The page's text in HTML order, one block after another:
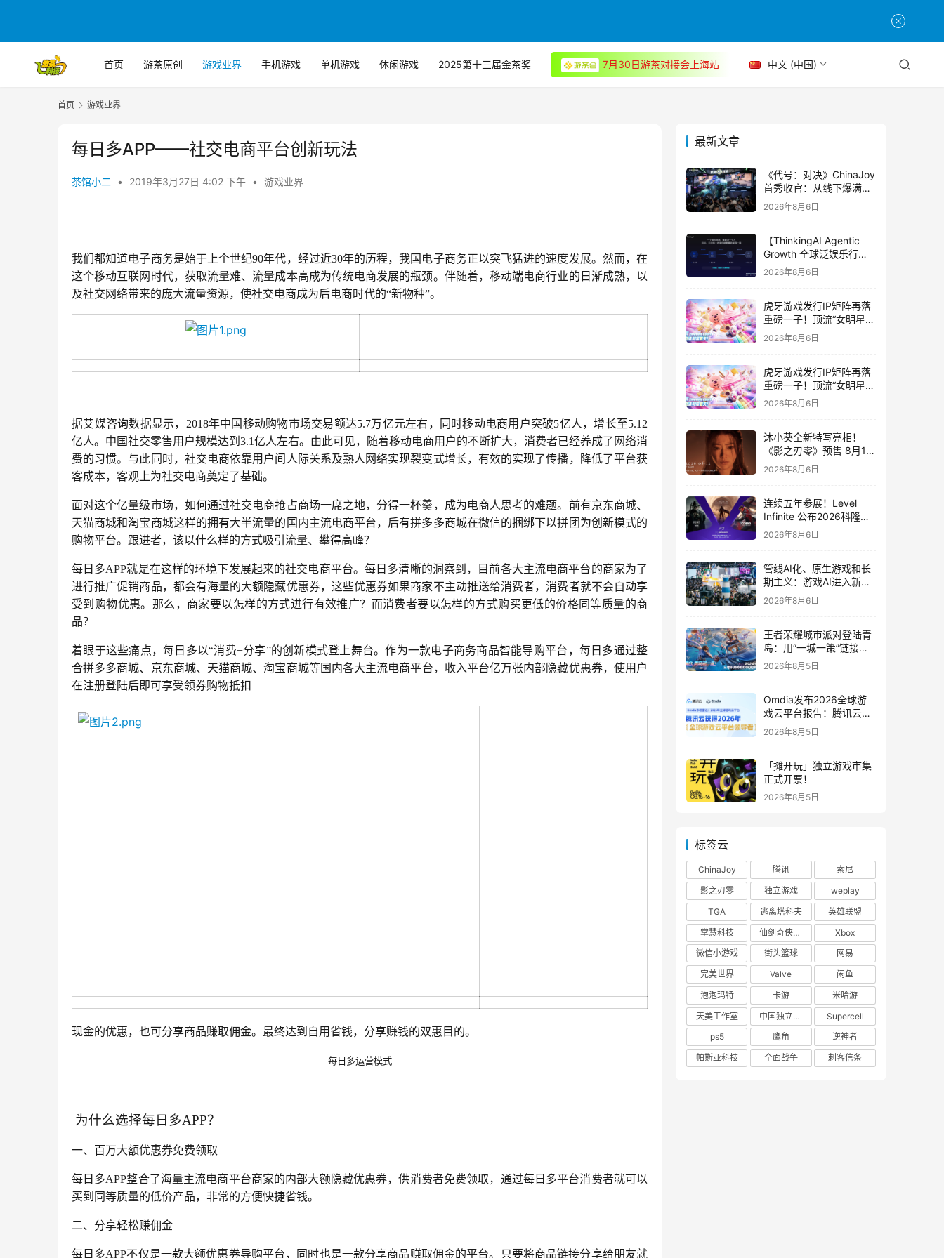
首页 游茶原创 游戏业界 手机游戏 单机游戏 休闲游戏 2025第十三届金茶奖 7月30日游茶对接会上海站 中文 (中国)
首页 游戏业界
每日多APP——社交电商平台创新玩法
茶馆小二 • 2019年3月27日 4:02 下午 • 游戏业界
我们都知道电子商务是始于上个世纪90年代，经过近30年的历程，我国电子商务正以突飞猛进的速度发展。 然而，在
这个移动互联网时代，获取流量难、流量成本高成为传统电商发展的瓶颈。 伴随着，移动端电商行业的日渐成熟，以
及社交网络带来的庞大流量资源，使社交电商成为后电商时代的“新物种”。
据艾媒咨询数据显示， 2018年中国移动购物市场交易额达5.7万亿元左右，同时移动电商用户突破5亿人，增长至5.12
亿人。中国社交零售用户规模达到 3.1亿人左右。 由此可见，随着移动电商用户的不断扩大，消费者已经养成了网络消
费的习惯。与此同时，社交电商依靠用户间人际关系及熟人网络实现裂变式增长，有效的实现了传播，降低了平台获
客成本，客观上为社交电商奠定了基础。
面对这个亿量级市场，如何通过社交电商抢占商场一席之地，分得一杯羹，成为电商人思考的难题。前有京东商城、
天猫商城和淘宝商城这样的拥有大半流量的国内主流电商平台，后有拼多多商城在微信的捆绑下以拼团为创新模式的
购物平台。跟进者，该以什么样的方式吸引流量、攀得高峰？
每日多APP就是在这样的环境下发展起来的社交电商平台。每日多清晰的洞察到，目前各大主流电商平台的商家为了
进行推广促销商品，都会有海量的大额隐藏优惠券，这些优惠券如果商家不主动推送给消费者，消费者就不会自动享
受到购物优惠。 那么，商家要以怎样的方式进行有效推广？而消费者要以怎样的方式购买更低的价格同等质量的商
品？
着眼于这些痛点，每日多以“消费+分享”的创新模式登上舞台。作为一款电子商务商品智能导购平台，每日多通过整
合拼多多商城、京东商城、天猫商城、淘宝商城等国内各大主流电商平台，收入平台亿万张内部隐藏优惠券，使用户
在注册登陆后即可享受领券购物抵扣
现金的优惠，也可分享商品赚取佣金。最终达到自用省钱，分享赚钱的双惠目的。
每日多运营模式
为什么选择每日多APP？
一、百万大额优惠券免费领取
每日多APP整合了海量主流电商平台商家的内部大额隐藏优惠券，供消费者免费领取，通过每日多平台消费者就可以
买到同等质量的低价产品，非常的方便快捷省钱。
二、分享轻松赚佣金
每日多APP不仅是一款大额优惠券导购平台，同时也是一款分享商品赚取佣金的平台。只要将商品链接分享给朋友就
最新文章
《代号：对决》ChinaJoy
首秀收官：从线下爆满看
见玩家的真实期待
2026年8月6日
【ThinkingAI Agentic
Growth 全球泛娱乐行业
峰会】Agent 时代，人到
2026年8月6日
虎牙游戏发行IP矩阵再落
重磅一子！顶流“女明星”
ZANMANG LOOPY 正版
3D消除手游《消消奇遇》
2026年8月6日
虎牙游戏发行IP矩阵再落
重磅一子！顶流“女明星”
ZANMANG LOOPY 正版
2026年8月6日
沐小葵全新特写亮相！
《影之刃零》预售 8月12
日开启
2026年8月6日
连续五年参展！Level
Infinite 公布2026科隆游
戏展产品阵容
2026年8月6日
管线AI化、原生游戏和长
期主义：游戏AI进入新共
识时代
2026年8月6日
王者荣耀城市派对登陆青
岛：用“一城一策”链接海
洋场景，以双向奔赴带动
2026年8月5日
Omdia发布2026全球游
戏云平台报告：腾讯云连
续两年入选“领导者”象限
2026年8月5日
「摊开玩」独立游戏市集
正式开票！
2026年8月5日
标签云
ChinaJoy 腾讯
索尼
影之刃零
独立游戏
weplay
TGA
逃离塔科夫
英雄联盟
掌慧科技
仙剑奇侠传四
Xbox
微信小游戏
街头篮球
网易
完美世界
Valve
闲鱼
泡泡玛特
卡游
米哈游
天美工作室
中国独立游戏联盟
Supercell
ps5
鹰角
逆神者
帕斯亚科技
全面战争 刺客信条